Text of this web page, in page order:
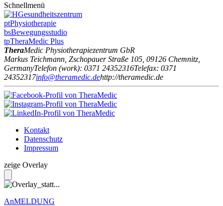
Schnellmenü
Gesundheitszentrum
ptPhysiotherapie
bsBewegungsstudio
tpTheraMedic Plus
TheraMedic Physiotherapiezentrum GbR
Markus Teichmann Zschopauer Straße 105 09126 Chemnitz
GermanyTelefon (work): 0371 24352316Telefax: 0371
24352317info@theramedic.dehttp://theramedic.de
Kontakt
Datenschutz
Impressum
zeige Overlay
AnMELDUNG